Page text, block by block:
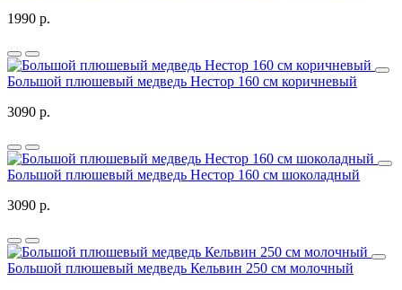
1990 р.
Большой плюшевый медведь Нестор 160 см коричневый
3090 р.
Большой плюшевый медведь Нестор 160 см шоколадный
3090 р.
Большой плюшевый медведь Кельвин 250 см молочный